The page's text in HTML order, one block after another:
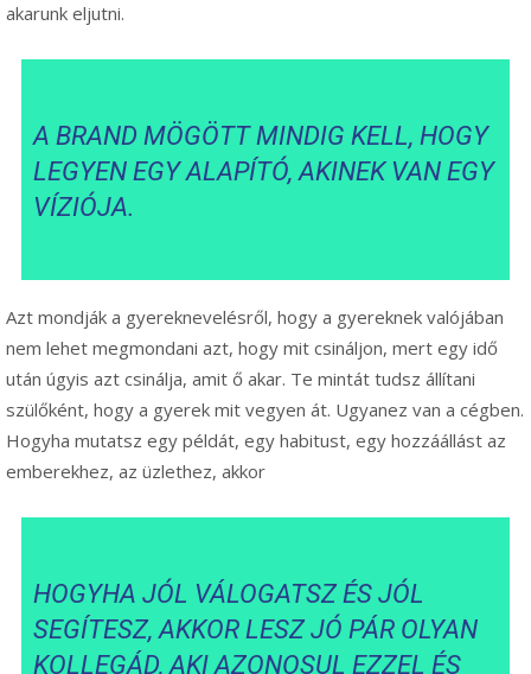
akarunk eljutni.
A BRAND MÖGÖTT MINDIG KELL, HOGY
LEGYEN EGY ALAPÍTÓ, AKINEK VAN EGY
VÍZIÓJA.
Azt mondják a gyereknevelésről, hogy a gyereknek valójában
nem lehet megmondani azt, hogy mit csináljon, mert egy idő
után úgyis azt csinálja, amit ő akar. Te mintát tudsz állítani
szülőként, hogy a gyerek mit vegyen át. Ugyanez van a cégben.
Hogyha mutatsz egy példát, egy habitust, egy hozzáállást az
emberekhez, az üzlethez, akkor
HOGYHA JÓL VÁLOGATSZ ÉS JÓL
SEGÍTESZ, AKKOR LESZ JÓ PÁR OLYAN
KOLLEGÁD, AKI AZONOSUL EZZEL ÉS